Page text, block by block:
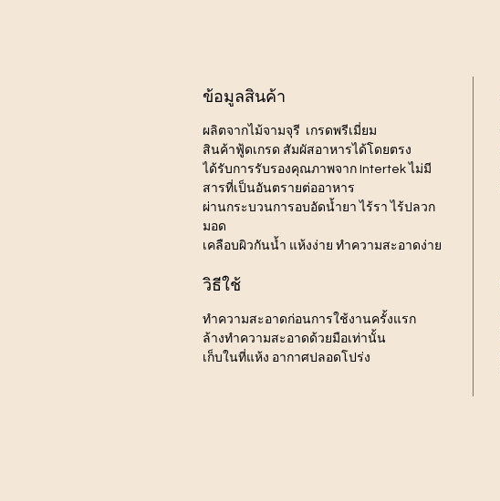
ข้อมูลสินค้า
ผลิตจากไม้จามจุรี เกรดพรีเมี่ยม
สินค้าฟู้ดเกรด สัมผัสอาหารได้โดยตรง
ได้รับการรับรองคุณภาพจาก Intertek ไม่มี
สารที่เป็นอันตรายต่ออาหาร
ผ่านกระบวนการอบอัดน้ำยา ไร้รา ไร้ปลวก
มอด
เคลือบผิวกันน้ำ แห้งง่าย ทำความสะอาดง่าย
วิธีใช้
ทำความสะอาดก่อนการใช้งานครั้งแรก
ล้างทำความสะอาดด้วยมือเท่านั้น
เก็บในที่แห้ง อากาศปลอดโปร่ง